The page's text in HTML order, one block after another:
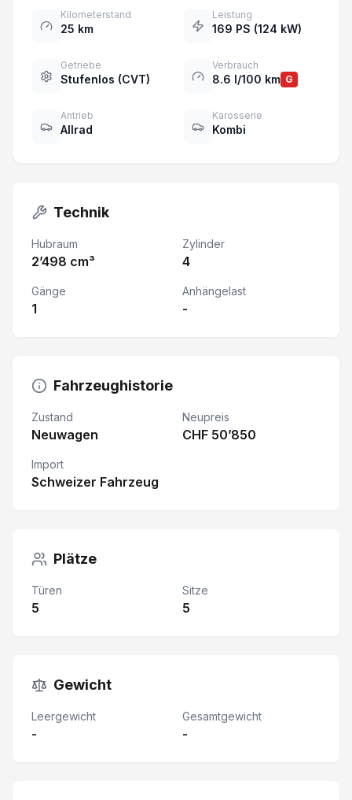
Kilometerstand
25 km
Leistung
169 PS (124 kW)
Getriebe
Stufenlos (CVT)
Verbrauch
8.6 l/100 km G
Antrieb
Allrad
Karosserie
Kombi
Technik
Hubraum
2’498 cm³
Zylinder
4
Gänge
1
Anhängelast
-
Fahrzeughistorie
Zustand
Neuwagen
Neupreis
CHF 50’850
Import
Schweizer Fahrzeug
Plätze
Türen
5
Sitze
5
Gewicht
Leergewicht
-
Gesamtgewicht
-